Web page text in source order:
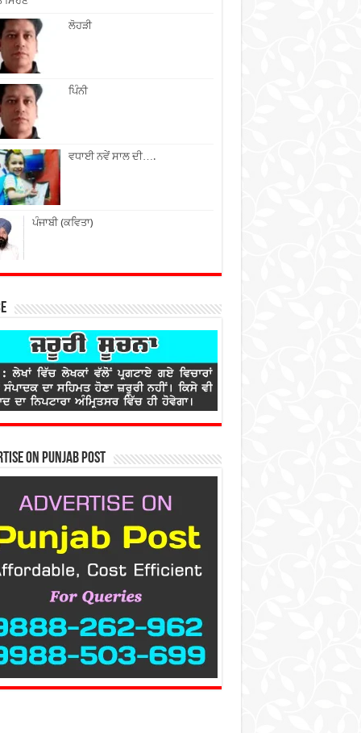
ਲੋਹੜੀ
ਪਿੰਨੀ
ਵਧਾਈ ਨਵੇਂ ਸਾਲ ਦੀ….
ਪੰਜਾਬੀ (ਕਵਿਤਾ)
on Punjab Post